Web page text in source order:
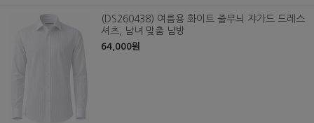
(DS260438) 여름용 화이트 줄무늬 쟈가드 드레스
셔츠, 남녀 맞춤 남방
64,000원